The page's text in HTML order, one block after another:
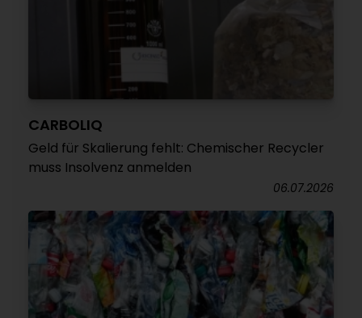
CARBOLIQ
Geld für Skalierung fehlt: Chemischer Recycler
muss Insolvenz anmelden
06.07.2026